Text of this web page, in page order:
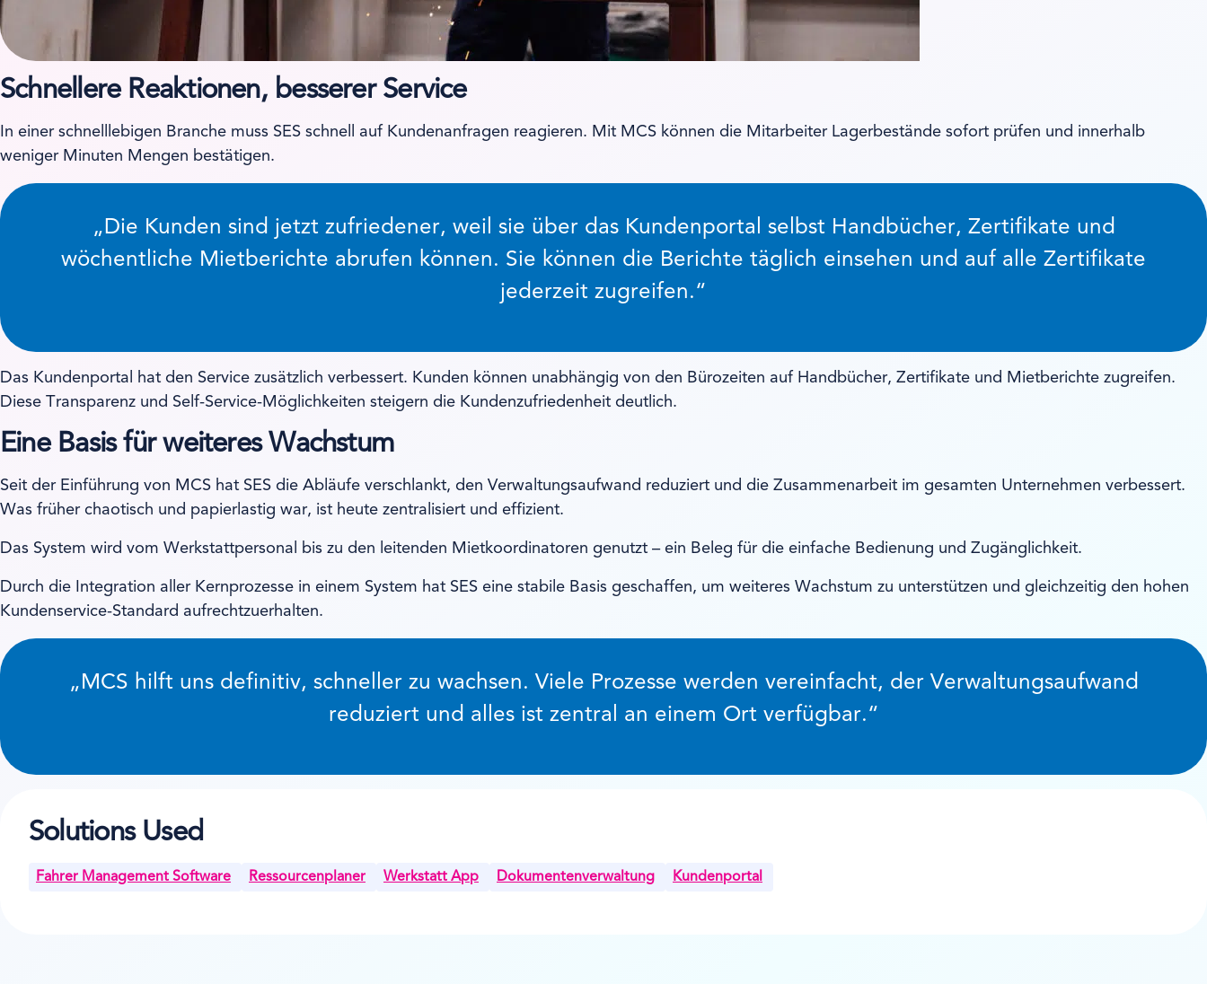
Schnellere Reaktionen, besserer Service
In einer schnelllebigen Branche muss SES schnell auf Kundenanfragen reagieren. Mit MCS können die Mitarbeiter Lagerbestände sofort prüfen und innerhalb
weniger Minuten Mengen bestätigen.
„Die Kunden sind jetzt zufriedener, weil sie über das Kundenportal selbst Handbücher, Zertifikate und
wöchentliche Mietberichte abrufen können. Sie können die Berichte täglich einsehen und auf alle Zertifikate
jederzeit zugreifen.“
Das Kundenportal hat den Service zusätzlich verbessert. Kunden können unabhängig von den Bürozeiten auf Handbücher, Zertifikate und Mietberichte zugreifen.
Diese Transparenz und Self-Service-Möglichkeiten steigern die Kundenzufriedenheit deutlich.
Eine Basis für weiteres Wachstum
Seit der Einführung von MCS hat SES die Abläufe verschlankt, den Verwaltungsaufwand reduziert und die Zusammenarbeit im gesamten Unternehmen verbessert.
Was früher chaotisch und papierlastig war, ist heute zentralisiert und effizient.
Das System wird vom Werkstattpersonal bis zu den leitenden Mietkoordinatoren genutzt – ein Beleg für die einfache Bedienung und Zugänglichkeit.
Durch die Integration aller Kernprozesse in einem System hat SES eine stabile Basis geschaffen, um weiteres Wachstum zu unterstützen und gleichzeitig den hohen
Kundenservice-Standard aufrechtzuerhalten.
„MCS hilft uns definitiv, schneller zu wachsen. Viele Prozesse werden vereinfacht, der Verwaltungsaufwand
reduziert und alles ist zentral an einem Ort verfügbar.“
Solutions Used
Fahrer Management Software Ressourcenplaner Werkstatt App Dokumentenverwaltung Kundenportal